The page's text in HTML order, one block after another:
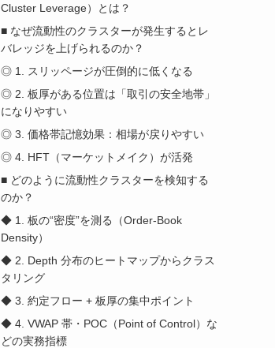
Cluster Leverage）とは？
■ なぜ流動性のクラスターが発生するとレ
バレッジを上げられるのか？
◎ 1. スリッページが圧倒的に低くなる
◎ 2. 板厚がある位置は「取引の安全地帯」
になりやすい
◎ 3. 価格帯記憶効果：相場が戻りやすい
◎ 4. HFT（マーケットメイク）が活発
■ どのように流動性クラスターを検知する
のか？
◆ 1. 板の“密度”を測る（Order-Book
Density）
◆ 2. Depth 分布のヒートマップからクラス
タリング
◆ 3. 約定フロー + 板厚の集中ポイント
◆ 4. VWAP 帯・POC（Point of Control）な
どの実務指標